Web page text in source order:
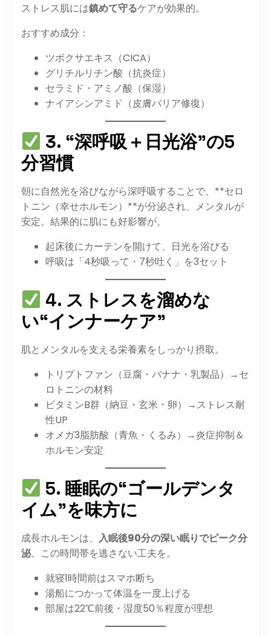
ストレス肌には鎮めて守るケアが効果的。
おすすめ成分：
ツボクサエキス（CICA）
グリチルリチン酸（抗炎症）
セラミド・アミノ酸（保湿）
ナイアシンアミド（皮膚バリア修復）
3. “深呼吸＋日光浴”の5
分習慣
朝に自然光を浴びながら深呼吸することで、**セロ
トニン（幸せホルモン）**が分泌され、メンタルが
安定。結果的に肌にも好影響が。
起床後にカーテンを開けて、日光を浴びる
呼吸は「4秒吸って・7秒吐く」を3セット
4. ストレスを溜めな
い“インナーケア”
肌とメンタルを支える栄養素をしっかり摂取。
トリプトファン（豆腐・バナナ・乳製品）→セ
ロトニンの材料
ビタミンB群（納豆・玄米・卵）→ストレス耐
性UP
オメガ3脂肪酸（青魚・くるみ）→炎症抑制＆
ホルモン安定
5. 睡眠の“ゴールデンタ
イム”を味方に
成長ホルモンは、 入眠後90分の深い眠りでピーク分
泌。この時間帯を逃さない工夫を。
就寝1時間前はスマホ断ち
湯船につかって体温を一度上げる
部屋は22℃前後・湿度50％程度が理想